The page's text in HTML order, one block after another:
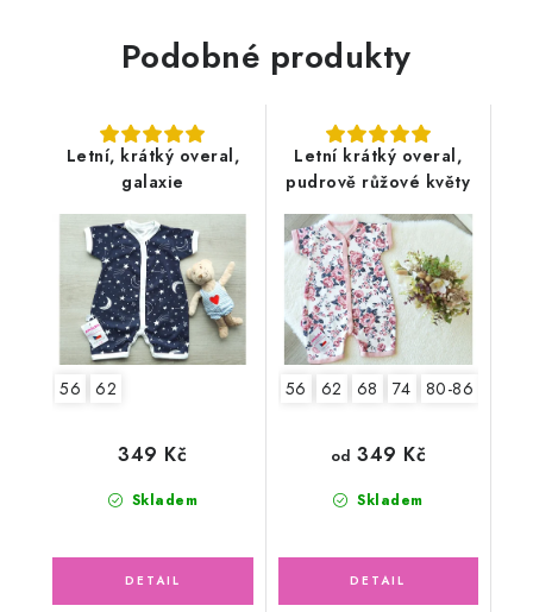
Podobné produkty
Letní, krátký overal,
galaxie
56 62
Skladem
349 Kč
Letní krátký overal,
pudrově růžové květy
56 62 68 74 80-86
Skladem
od 349 Kč